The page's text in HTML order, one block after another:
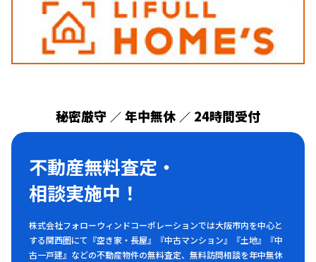
秘密厳守 ／ 年中無休 ／ 24時間受付
不動産無料査定・
相談実施中！
株式会社フォローウィンドコーポレーションでは大阪市内を中心と
する関西圏にて『空き家・長屋』『中古マンション』『土地』『中
古一戸建』などの不動産物件の無料査定、無料訪問相談を年中無休